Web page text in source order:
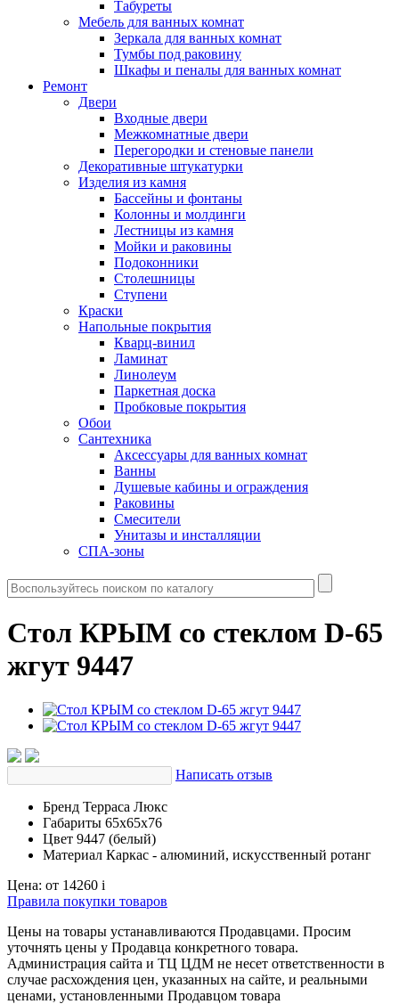
Табуреты
Мебель для ванных комнат
Зеркала для ванных комнат
Тумбы под раковину
Шкафы и пеналы для ванных комнат
Ремонт
Двери
Входные двери
Межкомнатные двери
Перегородки и стеновые панели
Декоративные штукатурки
Изделия из камня
Бассейны и фонтаны
Колонны и молдинги
Лестницы из камня
Мойки и раковины
Подоконники
Столешницы
Ступени
Краски
Напольные покрытия
Кварц-винил
Ламинат
Линолеум
Паркетная доска
Пробковые покрытия
Обои
Сантехника
Аксессуары для ванных комнат
Ванны
Душевые кабины и ограждения
Раковины
Смесители
Унитазы и инсталляции
СПА-зоны
Стол КРЫМ со стеклом D-65
жгут 9447
Написать отзыв
Бренд Терраса Люкс
Габариты 65х65х76
Цвет 9447 (белый)
Материал Каркас - алюминий, искусственный ротанг
Цена: от 14260 i
Правила покупки товаров
Цены на товары устанавливаются Продавцами. Просим
уточнять цены у Продавца конкретного товара.
Администрация сайта и ТЦ ЦДМ не несет ответственности в
случае расхождения цен, указанных на сайте, и реальными
ценами, установленными Продавцом товара